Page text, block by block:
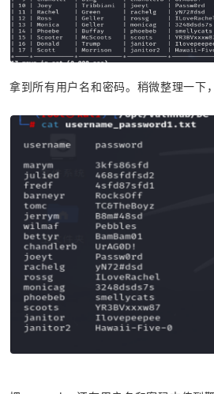
拿到所有用户名和密码。稍微整理一下，